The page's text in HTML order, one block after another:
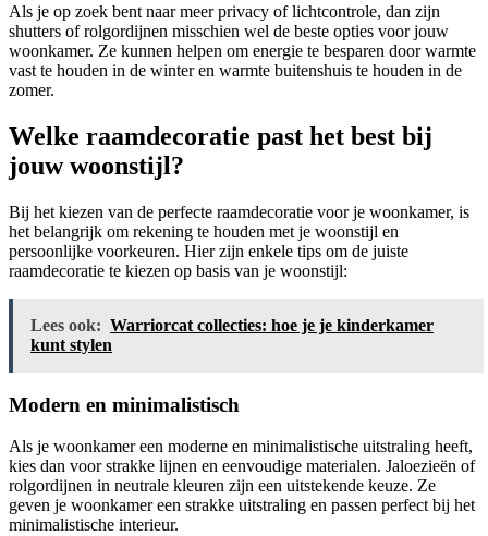
Als je op zoek bent naar meer privacy of lichtcontrole, dan zijn
shutters of rolgordijnen misschien wel de beste opties voor jouw
woonkamer. Ze kunnen helpen om energie te besparen door warmte
vast te houden in de winter en warmte buitenshuis te houden in de
zomer.
Welke raamdecoratie past het best bij
jouw woonstijl?
Bij het kiezen van de perfecte raamdecoratie voor je woonkamer, is
het belangrijk om rekening te houden met je woonstijl en
persoonlijke voorkeuren. Hier zijn enkele tips om de juiste
raamdecoratie te kiezen op basis van je woonstijl:
Lees ook: Warriorcat collecties: hoe je je kinderkamer
kunt stylen
Modern en minimalistisch
Als je woonkamer een moderne en minimalistische uitstraling heeft,
kies dan voor strakke lijnen en eenvoudige materialen. Jaloezieën of
rolgordijnen in neutrale kleuren zijn een uitstekende keuze. Ze
geven je woonkamer een strakke uitstraling en passen perfect bij het
minimalistische interieur.